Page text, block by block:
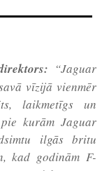
“Jaguar
vīzijā vienmēr
laikmetīgs un
kurām Jaguar
ilgās britu
kad godinām F-